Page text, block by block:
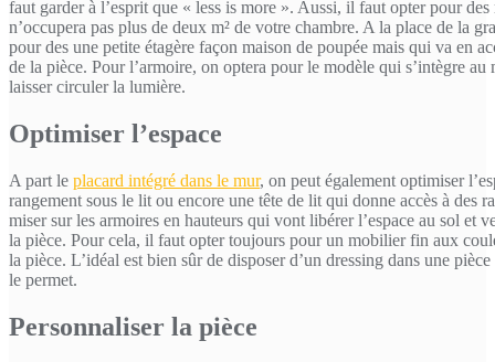
faut garder à l’esprit que « less is more ». Aussi, il faut opter pour
n’occupera pas plus de deux m² de votre chambre. A la place de la
pour des une petite étagère façon maison de poupée mais qui va en
de la pièce. Pour l’armoire, on optera pour le modèle qui s’intègre au
laisser circuler la lumière.
Optimiser l’espace
A part le placard intégré dans le mur, on peut également optimiser
rangement sous le lit ou encore une tête de lit qui donne accès à des
miser sur les armoires en hauteurs qui vont libérer l’espace au sol et
la pièce. Pour cela, il faut opter toujours pour un mobilier fin aux
la pièce. L’idéal est bien sûr de disposer d’un dressing dans une
le permet.
Personnaliser la pièce